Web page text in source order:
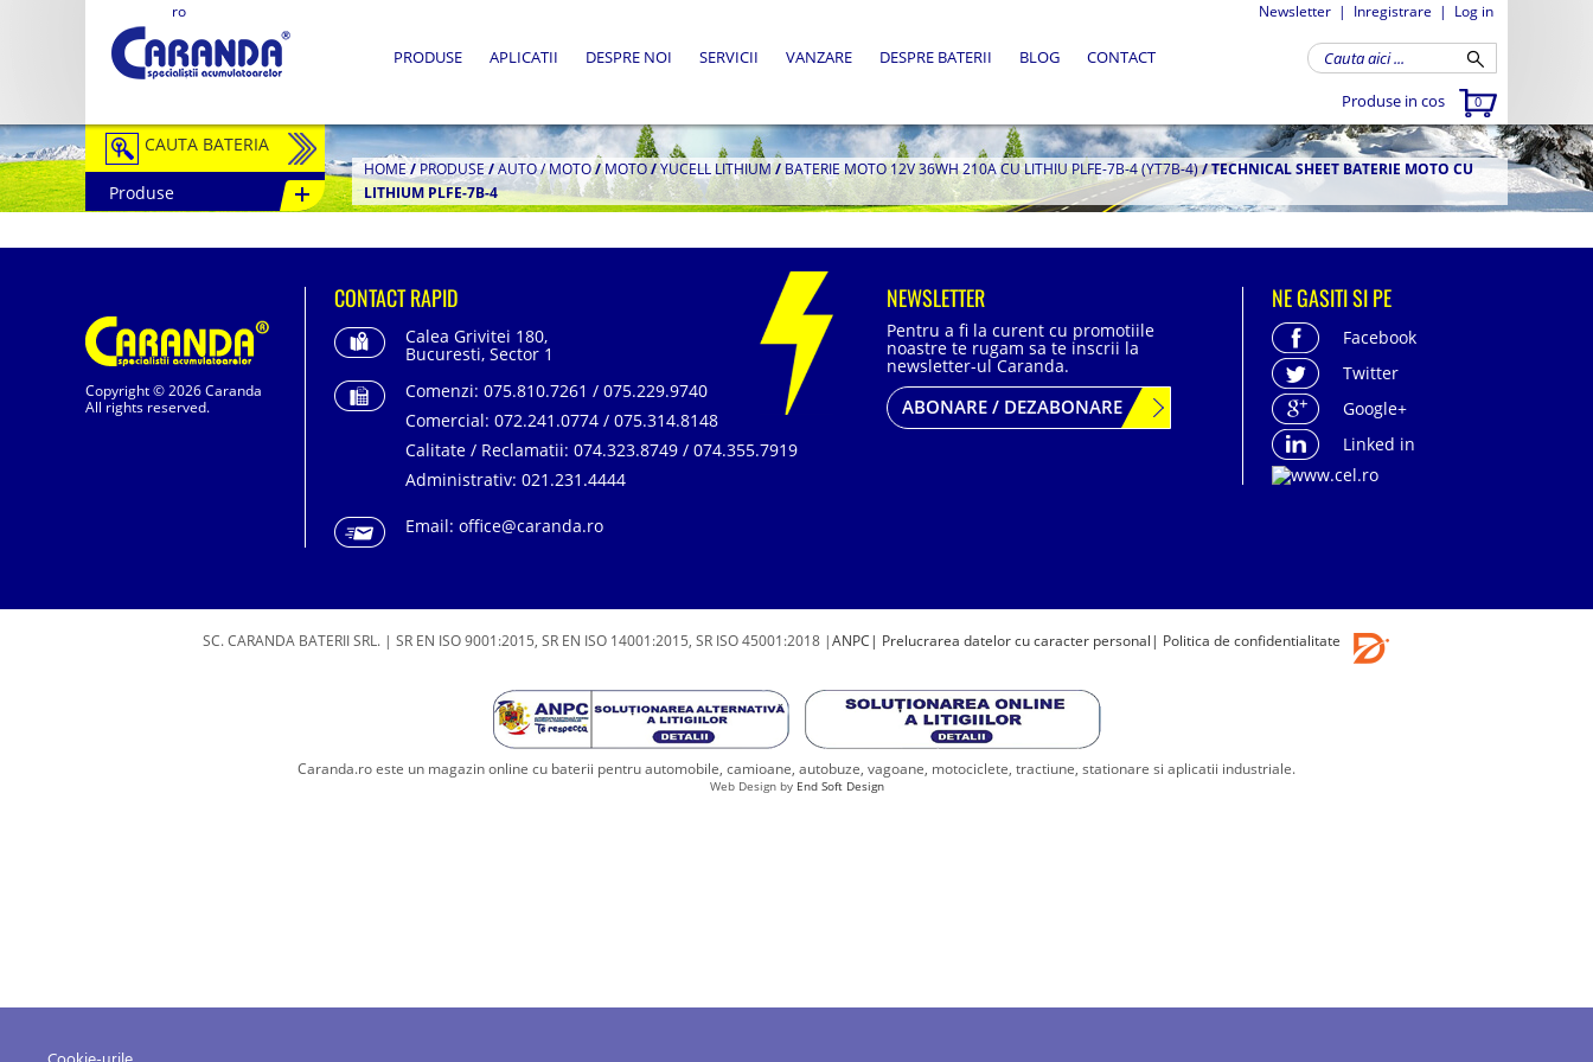
ro Newsletter | Inregistrare | Log in
Produse in cos 0
PRODUSE APLICATII DESPRE NOI SERVICII VANZARE DESPRE BATERII BLOG CONTACT
CAUTA BATERIA
Auto / Moto
Tractiune
Stationare
Redresoare
Produse
HOME/PRODUSE /AUTO / MOTO/MOTO/YUCELL LITHIUM/BATERIE MOTO 12V 36WH 210A CU LITHIU PLFE-7B-4 (YT7B-4)/TECHNICAL SHEET BATERIE MOTO CU
LITHIUM PLFE-7B-4
Copyright © 2026 Caranda
All rights reserved.
CONTACT RAPID
Calea Grivitei 180,
Bucuresti, Sector 1
Comenzi: 075.810.7261 / 075.229.9740
Comercial: 072.241.0774 / 075.314.8148
Calitate / Reclamatii: 074.323.8749 / 074.355.7919
Administrativ: 021.231.4444
Email: office@caranda.ro
NEWSLETTER
Pentru a fi la curent cu promotiile
noastre te rugam sa te inscrii la
newsletter-ul Caranda.
ABONARE / DEZABONARE
NE GASITI SI PE
Facebook
Twitter
Google+
Linked in
SC. CARANDA BATERII SRL. | SR EN ISO 9001:2015, SR EN ISO 14001:2015, SR ISO 45001:2018 |ANPC | Prelucrarea datelor cu caracter personal | Politica de confidentialitate
Caranda.ro este un magazin online cu baterii pentru automobile, camioane, autobuze, vagoane, motociclete, tractiune, stationare si aplicatii industriale.
Web Design by End Soft Design